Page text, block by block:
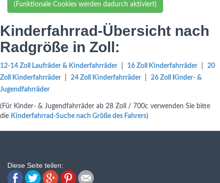
(Funktionale Cookies werden dadurch aktiviert)
Kinderfahrrad-Übersicht nach
Radgröße in Zoll:
12-14 Zoll Laufräder & Kinderfahrräder 16 Zoll Kinderfahrräder
20
Zoll Kinderfahrräder
24 Zoll Kinderfahrräder
26 Zoll Kinder- &
Jugendfahrräder
(Für Kinder- & Jugendfahrräder ab 28 Zoll / 700c verwenden Sie bitte
die Kinderfahrrad-Suche nach Größe des Fahrers)
Diese Seite teilen: